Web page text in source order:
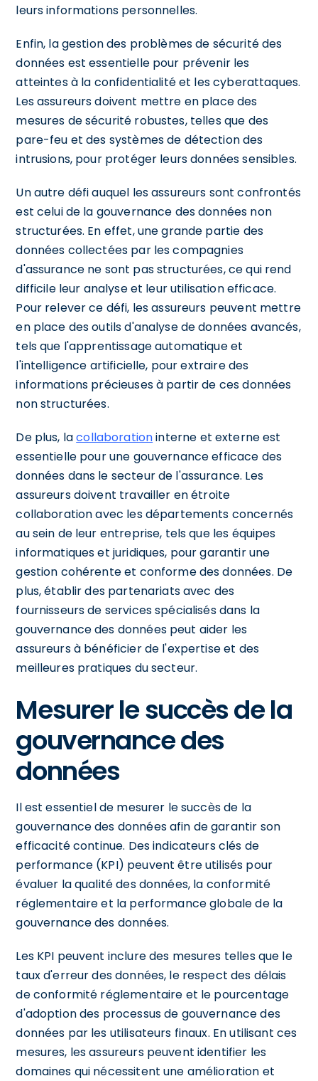
leurs informations personnelles.
Enfin, la gestion des problèmes de sécurité des
données est essentielle pour prévenir les
atteintes à la confidentialité et les cyberattaques.
Les assureurs doivent mettre en place des
mesures de sécurité robustes, telles que des
pare-feu et des systèmes de détection des
intrusions, pour protéger leurs données sensibles.
Un autre défi auquel les assureurs sont confrontés
est celui de la gouvernance des données non
structurées. En effet, une grande partie des
données collectées par les compagnies
d'assurance ne sont pas structurées, ce qui rend
difficile leur analyse et leur utilisation efficace.
Pour relever ce défi, les assureurs peuvent mettre
en place des outils d'analyse de données avancés,
tels que l'apprentissage automatique et
l'intelligence artificielle, pour extraire des
informations précieuses à partir de ces données
non structurées.
De plus, lacollaborationinterne et externe est
essentielle pour une gouvernance efficace des
données dans le secteur de l'assurance. Les
assureurs doivent travailler en étroite
collaboration avec les départements concernés
au sein de leur entreprise, tels que les équipes
informatiques et juridiques, pour garantir une
gestion cohérente et conforme des données. De
plus, établir des partenariats avec des
fournisseurs de services spécialisés dans la
gouvernance des données peut aider les
assureurs à bénéficier de l'expertise et des
meilleures pratiques du secteur.
Mesurer le succès de la
gouvernance des
données
Il est essentiel de mesurer le succès de la
gouvernance des données afin de garantir son
efficacité continue. Des indicateurs clés de
performance (KPI) peuvent être utilisés pour
évaluer la qualité des données, la conformité
réglementaire et la performance globale de la
gouvernance des données.
Les KPI peuvent inclure des mesures telles que le
taux d'erreur des données, le respect des délais
de conformité réglementaire et le pourcentage
d'adoption des processus de gouvernance des
données par les utilisateurs finaux. En utilisant ces
mesures, les assureurs peuvent identifier les
domaines qui nécessitent une amélioration et